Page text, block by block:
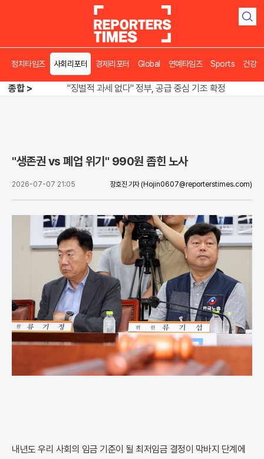
검
정치타임즈 사회리포터 경제리포터 Global 연예타임즈 Sports 건강
종합 >
오뚜기·비비고 면 전쟁, 폭염 특수에 매출 껑충
"징벌적 과세 없다" 정부, 공급 중심 기조 확정
"생존권 vs 폐업 위기" 990원 좁힌 노사
2026-07-07 21:05 장호진 기자 (Hojin0607@reporterstimes.com)
내년도 우리 사회의 임금 기준이 될 최저임금 결정이 막바지 단계에